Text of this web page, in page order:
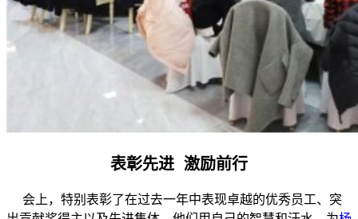
表彰先进 激励前行
会上，特别表彰了在过去一年中表现卓越的优秀员工、突